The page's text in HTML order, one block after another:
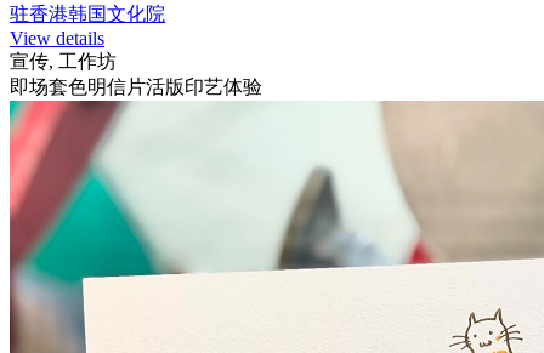
驻香港韩国文化院
View details
宣传, 工作坊
即场套色明信片活版印艺体验